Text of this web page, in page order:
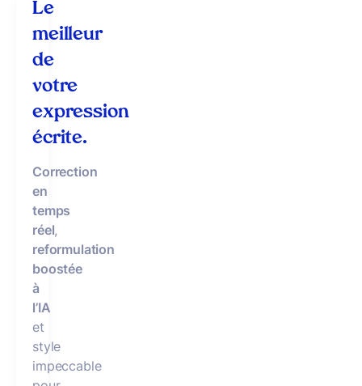
Le
meilleur
de
votre
expression
écrite.
Correction
en
temps
réel,
reformulation
boostée
à
l’IA
et
style
impeccable